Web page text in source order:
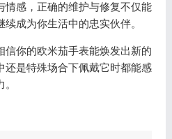
情感，正确的维护与修复不仅能
成为你生活中的忠实伙伴。
信你的欧米茄手表能焕发出新的
还是特殊场合下佩戴它时都能感